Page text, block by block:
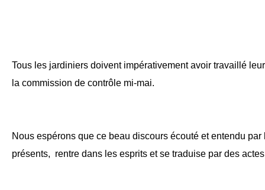
Tous les jardiniers doivent impérativement avoir travaillé
la commission de contrôle mi-mai.
Nous espérons que ce beau discours écouté et entendu
présents, rentre dans les esprits et se traduise par des